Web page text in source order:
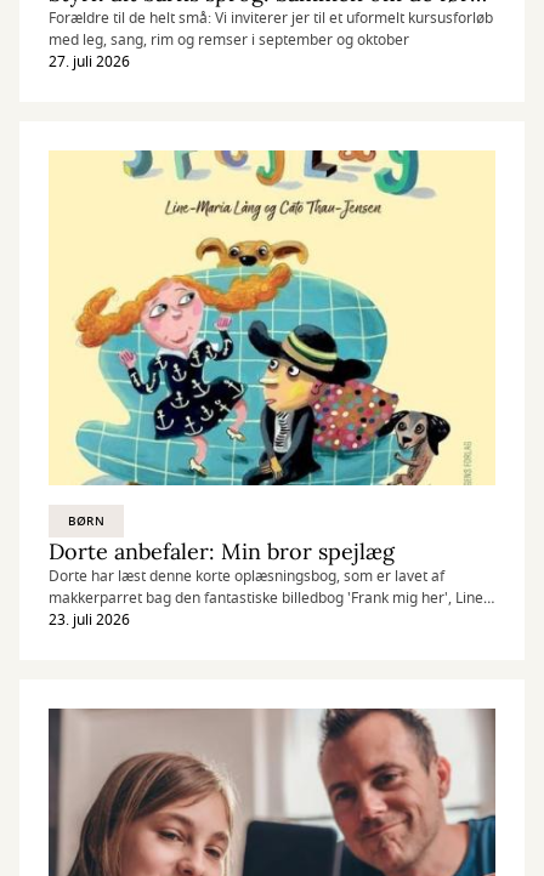
Forældre til de helt små: Vi inviterer jer til et uformelt kursusforløb
med leg, sang, rim og remser i september og oktober
27. juli 2026
BØRN
Dorte anbefaler: Min bror spejlæg
Dorte har læst denne korte oplæsningsbog, som er lavet af
makkerparret bag den fantastiske billedbog 'Frank mig her', Line-
Maria Lång og Cato Thau-Jensen.
23. juli 2026